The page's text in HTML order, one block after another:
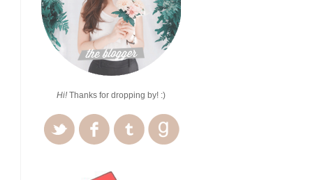
Hi! Thanks for dropping by! :)